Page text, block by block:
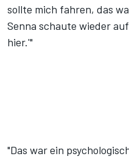
sollte mich fahren, das
Senna schaute wieder
hier.'"
"Das war ein